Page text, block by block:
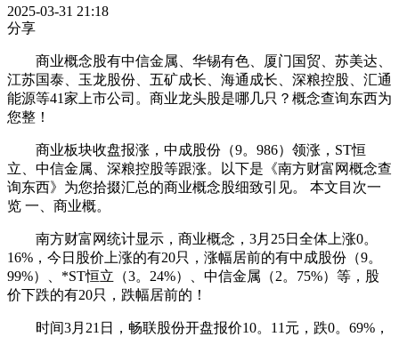
2025-03-31 21:18
分享
商业概念股有中信金属、华锡有色、厦门国贸、苏美达、
江苏国泰、玉龙股份、五矿成长、海通成长、深粮控股、汇通
能源等41家上市公司。商业龙头股是哪几只？概念查询东西为
您整！
商业板块收盘报涨，中成股份（9。986）领涨，ST恒
立、中信金属、深粮控股等跟涨。以下是《南方财富网概念查
询东西》为您拾掇汇总的商业概念股细致引见。 本文目次一
览 一、商业概。
南方财富网统计显示，商业概念，3月25日全体上涨0。
16%，今日股价上涨的有20只，涨幅居前的有中成股份（9。
99%）、*ST恒立（3。24%）、中信金属（2。75%）等，股
价下跌的有20只，跌幅居前的！
时间3月21日，畅联股份开盘报价10。11元，跌0。69%，